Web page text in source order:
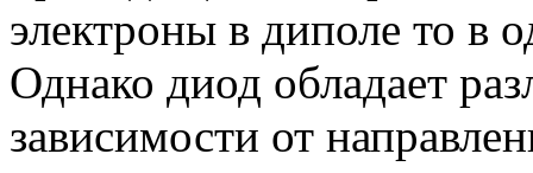
электроны в диполе то в
Однако диод обладает
зависимости от